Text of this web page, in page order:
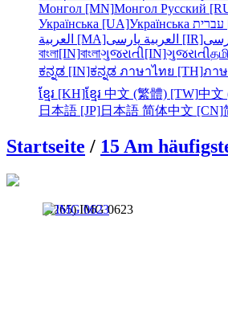
Монгол [MN]Монгол Русский
Українська [UA]Українська
العربية [MA]
العربية پارسی [IR]
বাংলা[IN]বাংলাગુજરાતી[IN]ગુજરાતી
ಕನ್ನಡ [IN]ಕನ್ನಡ ภาษาไทย [TH]ภา
ខ្មែរ [KH]ខ្មែរ 中文 (繁體) [TW]中文
日本語 [JP]日本語 简体中文 [CN]
Startseite / 15 Am
(8265) IMG 0623